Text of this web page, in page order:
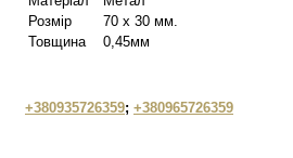
Розмір
70 х 30 мм.
Товщина
0,45мм
+380935726359; +380965726359